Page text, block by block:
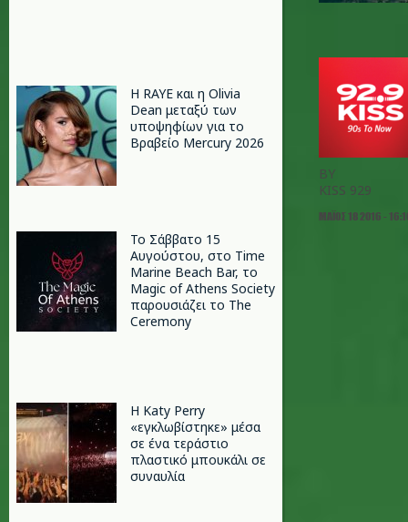
Η RAYE και η Olivia
Dean μεταξύ των
υποψηφίων για το
Βραβείο Mercury 2026
Το Σάββατο 15
Αυγούστου, στο Time
Marine Beach Bar, το
Magic of Athens Society
παρουσιάζει το The
Ceremony
H Katy Perry
«εγκλωβίστηκε» μέσα
σε ένα τεράστιο
πλαστικό μπουκάλι σε
συναυλία
BY
KISS 929
ΜΆΙΟΣ 18 2016 -